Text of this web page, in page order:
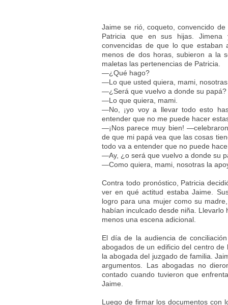
Jaime se rió, coqueto, convencido
Patricia que en sus hijas.
convencidas de que lo que
menos de dos horas, subieron a la
maletas las pertenencias de Patricia.
—¿Qué hago?
—Lo que usted quiera, mami,
—¿Será que vuelvo a donde su papá?
—Lo que quiera, mami.
—No, ¡yo voy a llevar todo esto
entender que no me puede hacer
—¡Nos parece muy bien!
de que mi papá vea que las cosas
todo va a entender que no puede
—Ay, ¿o será que vuelvo a donde su
—Como quiera, mami, nosotras la
Contra todo pronóstico, Patricia
ver en qué actitud estaba Jaime.
logro para una mujer como su
habían inculcado desde niña.
menos una escena adicional.
El día de la audiencia de
abogados de un edificio del centro
la abogada del juzgado de familia.
argumentos. Las abogadas no
contado cuando tuvieron que
Jaime.
Luego de firmar los documentos con